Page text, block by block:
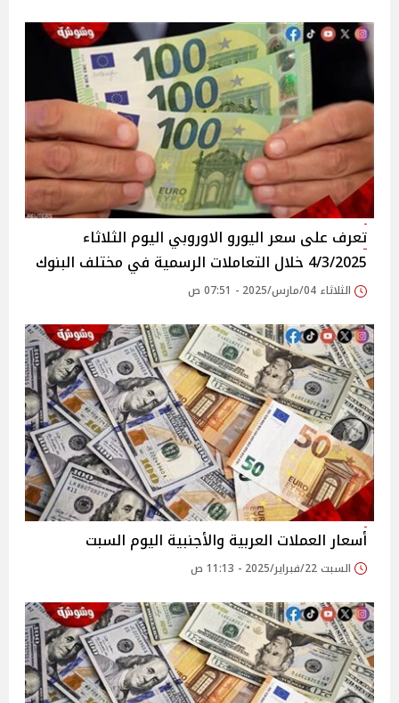
تعرف على سعر اليورو الاوروبي اليوم الثلاثاء
4/3/2025 خلال التعاملات الرسمية في مختلف البنوك
الثلاثاء 04/مارس/2025 - 07:51 ص
أسعار العملات العربية والأجنبية اليوم السبت
السبت 22/فبراير/2025 - 11:13 ص